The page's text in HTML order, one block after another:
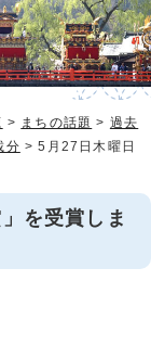
> まちの話題 > 過去
分 > 5月27日木曜日
を受賞しま